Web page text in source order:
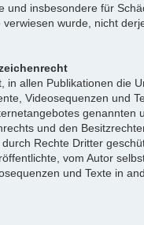
und insbesondere für
wurde, nicht
in allen Publikationen die
Videosequenzen und
genannten
und den
Rechte Dritter
vom Autor
und Texte in